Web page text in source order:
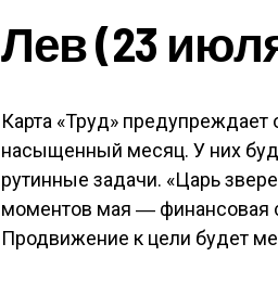
Лев (23
Карта «Труд»
насыщенный месяц. У них
рутинные задачи. «Царь
моментов мая ― финансовая
Продвижение к цели будет